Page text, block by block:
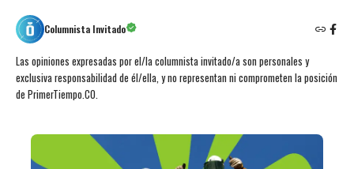
Columnista Invitado
Las opiniones expresadas por el/la columnista invitado/a son personales y
exclusiva responsabilidad de él/ella, y no representan ni comprometen la posición
de PrimerTiempo.CO.